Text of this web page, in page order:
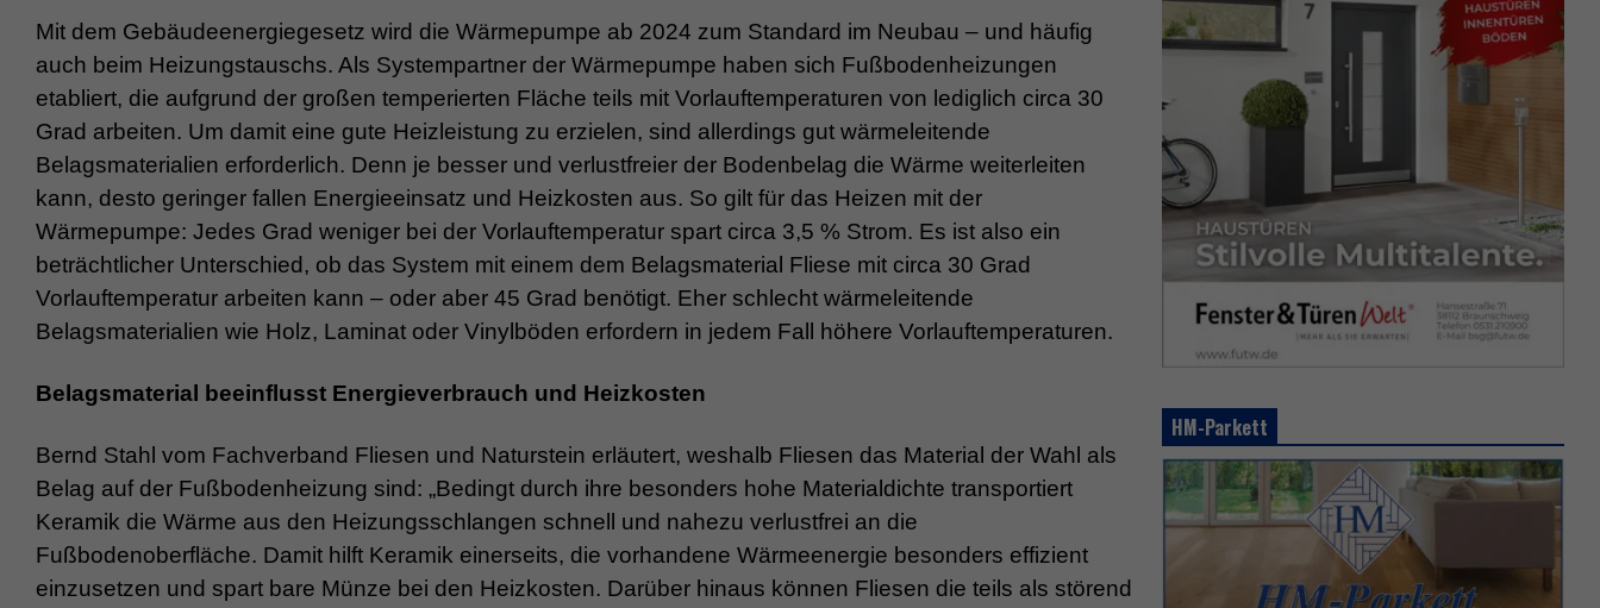
Mit dem Gebäudeenergiegesetz wird die Wärmepumpe ab 2024 zum Standard im Neubau – und häufig
auch beim Heizungstauschs. Als Systempartner der Wärmepumpe haben sich Fußbodenheizungen
etabliert, die aufgrund der großen temperierten Fläche teils mit Vorlauftemperaturen von lediglich circa 30
Grad arbeiten. Um damit eine gute Heizleistung zu erzielen, sind allerdings gut wärmeleitende
Belagsmaterialien erforderlich. Denn je besser und verlustfreier der Bodenbelag die Wärme weiterleiten
kann, desto geringer fallen Energieeinsatz und Heizkosten aus. So gilt für das Heizen mit der
Wärmepumpe: Jedes Grad weniger bei der Vorlauftemperatur spart circa 3,5 % Strom. Es ist also ein
beträchtlicher Unterschied, ob das System mit einem dem Belagsmaterial Fliese mit circa 30 Grad
Vorlauftemperatur arbeiten kann – oder aber 45 Grad benötigt. Eher schlecht wärmeleitende
Belagsmaterialien wie Holz, Laminat oder Vinylböden erfordern in jedem Fall höhere Vorlauftemperaturen.
Belagsmaterial beeinflusst Energieverbrauch und Heizkosten
Bernd Stahl vom Fachverband Fliesen und Naturstein erläutert, weshalb Fliesen das Material der Wahl als
Belag auf der Fußbodenheizung sind: „Bedingt durch ihre besonders hohe Materialdichte transportiert
Keramik die Wärme aus den Heizungsschlangen schnell und nahezu verlustfrei an die
Fußbodenoberfläche. Damit hilft Keramik einerseits, die vorhandene Wärmeenergie besonders effizient
einzusetzen und spart bare Münze bei den Heizkosten. Darüber hinaus können Fliesen die teils als störend
HM-Parkett